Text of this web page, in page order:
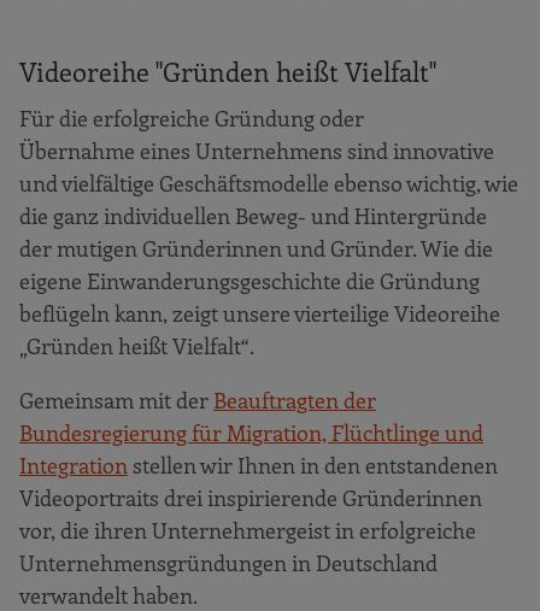
Videoreihe "Gründen heißt Vielfalt"
Für die erfolgreiche Gründung oder
Übernahme eines Unternehmens sind innovative
und vielfältige Geschäftsmodelle ebenso wichtig, wie
die ganz individuellen Beweg- und Hintergründe
der mutigen Gründerinnen und Gründer. Wie die
eigene Einwanderungsgeschichte die Gründung
beflügeln kann, zeigt unsere vierteilige Videoreihe
„Gründen heißt Vielfalt“.
Gemeinsam mit der Beauftragten der
Bundesregierung für Migration, Flüchtlinge und
Integration stellen wir Ihnen in den entstandenen
Videoportraits drei inspirierende Gründerinnen
vor, die ihren Unternehmergeist in erfolgreiche
Unternehmensgründungen in Deutschland
verwandelt haben.